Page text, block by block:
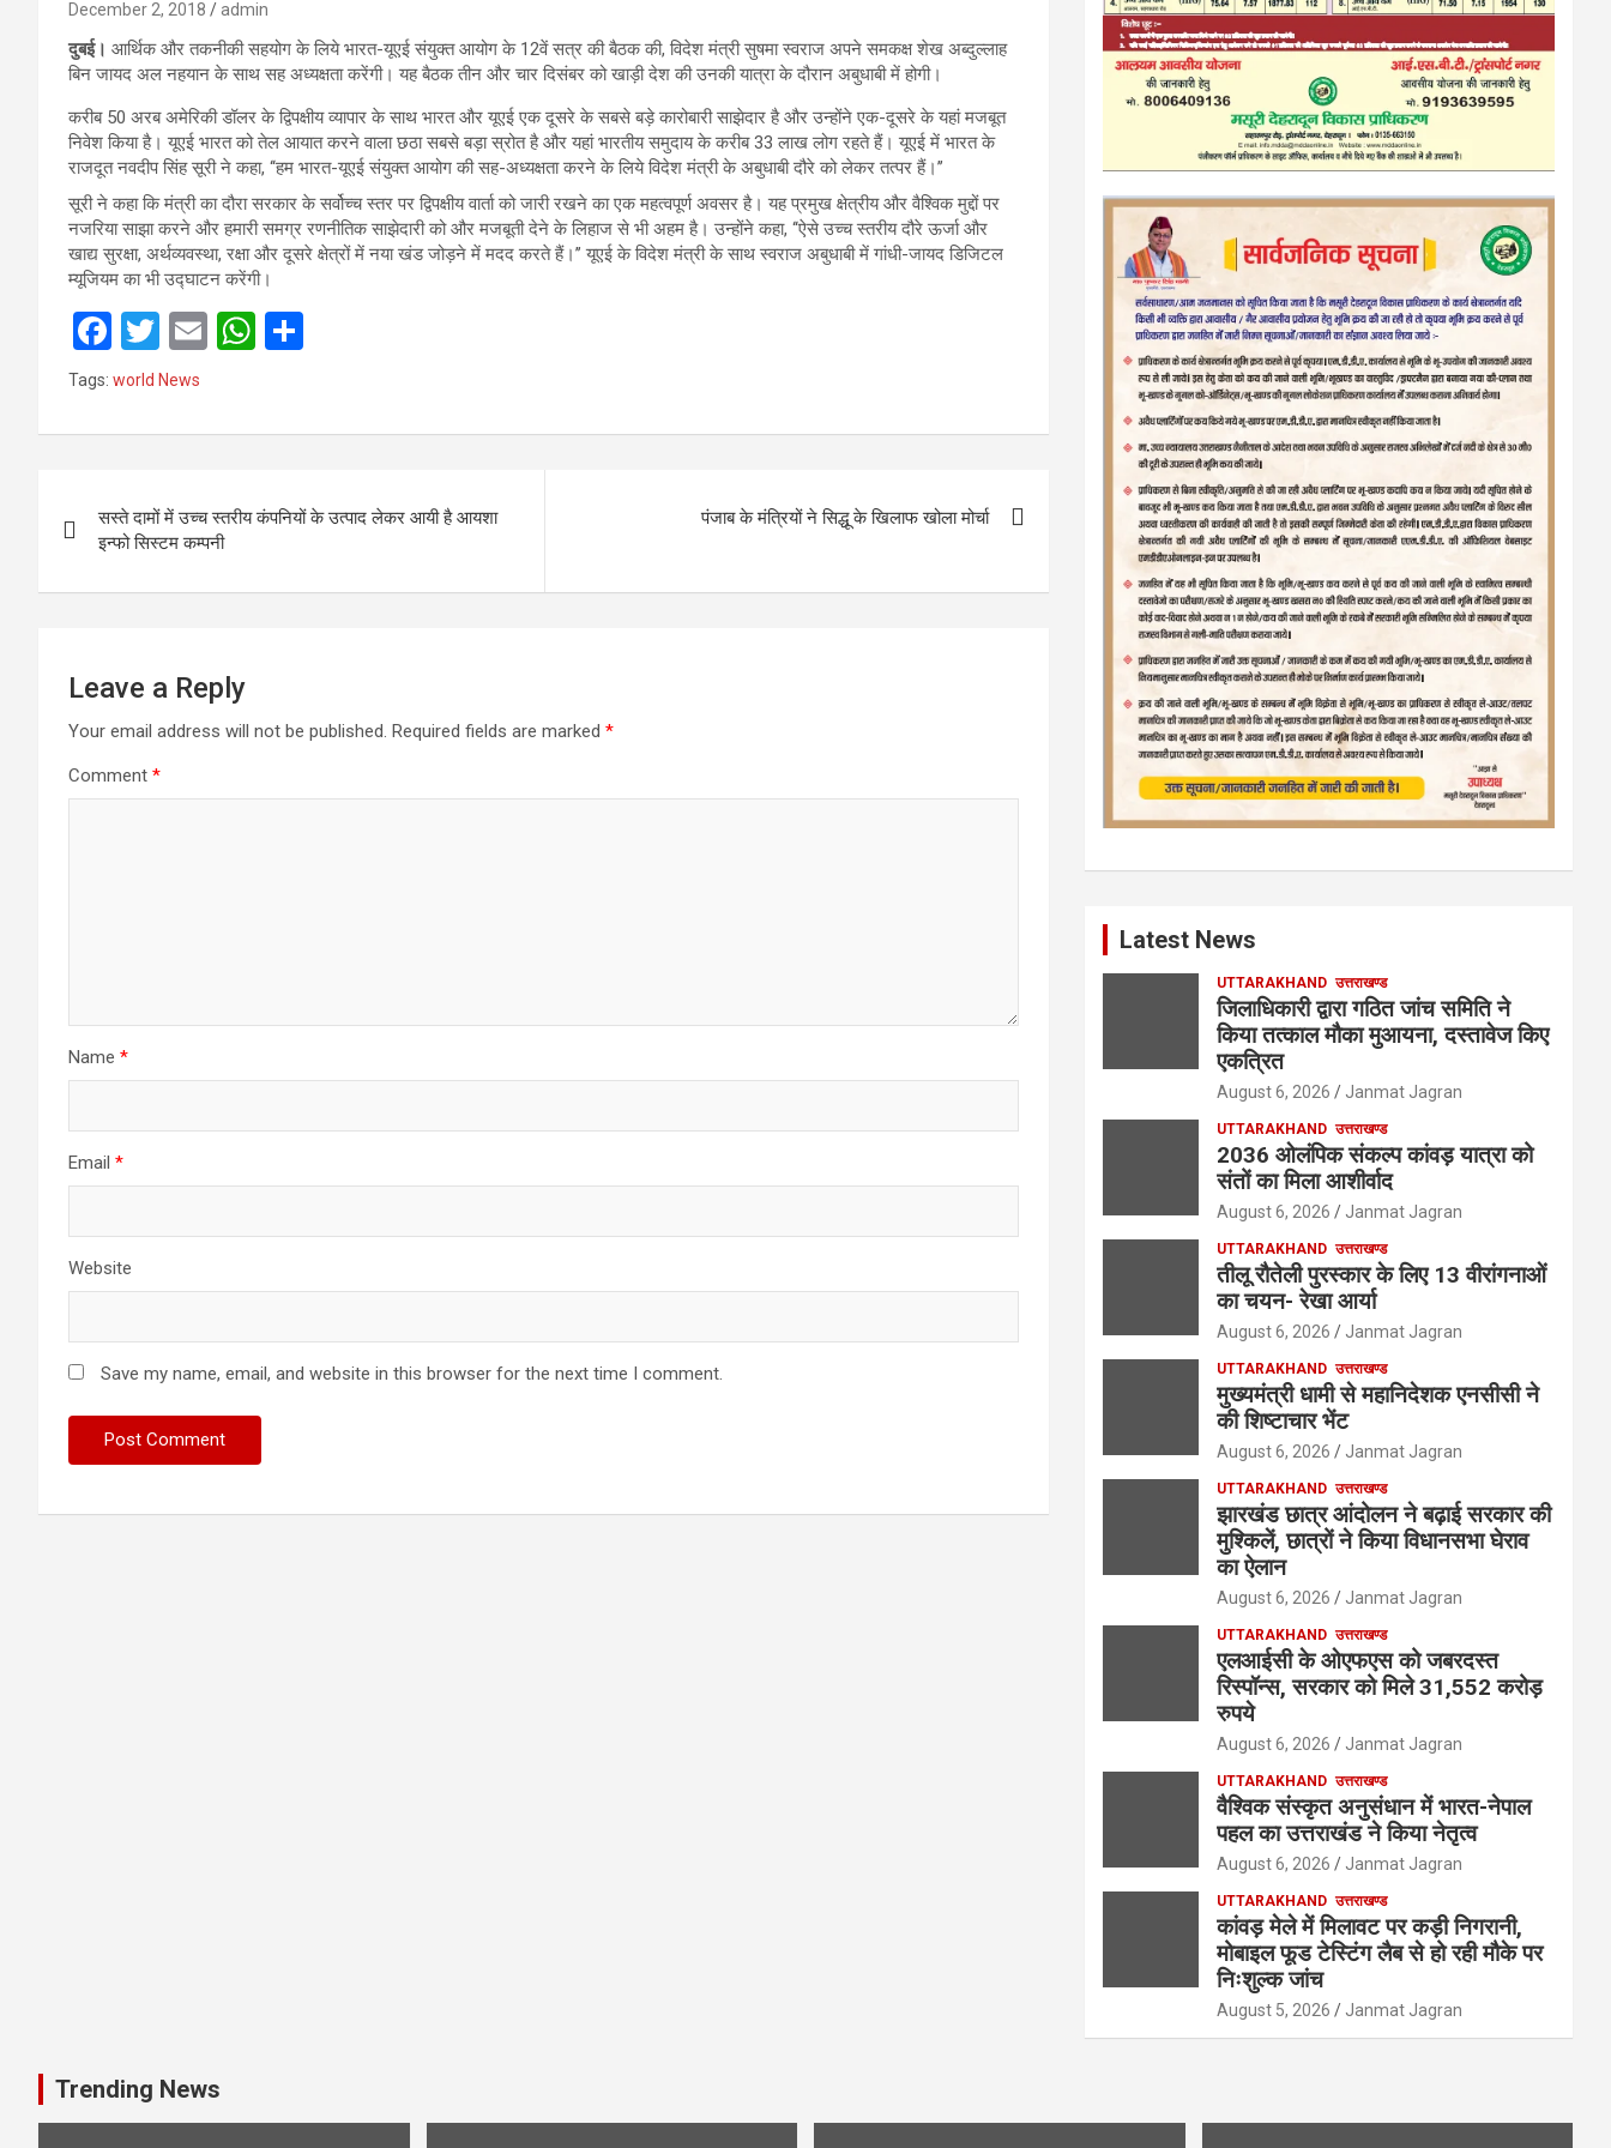
December 2, 2018 admin
दुबई। आर्थिक और तकनीकी सहयोग के लिये भारत-यूएई संयुक्त आयोग के 12वें सत्र की बैठक की, विदेश मंत्री सुषमा स्वराज अपने समकक्ष शेख अब्दुल्लाह
बिन जायद अल नहयान के साथ सह अध्यक्षता करेंगी। यह बैठक तीन और चार दिसंबर को खाड़ी देश की उनकी यात्रा के दौरान अबुधाबी में होगी।
करीब 50 अरब अमेरिकी डॉलर के द्विपक्षीय व्यापार के साथ भारत और यूएई एक दूसरे के सबसे बड़े कारोबारी साझेदार है और उन्होंने एक-दूसरे के यहां मजबूत
निवेश किया है। यूएई भारत को तेल आयात करने वाला छठा सबसे बड़ा स्रोत है और यहां भारतीय समुदाय के करीब 33 लाख लोग रहते हैं। यूएई में भारत के
राजदूत नवदीप सिंह सूरी ने कहा, ‘‘हम भारत-यूएई संयुक्त आयोग की सह-अध्यक्षता करने के लिये विदेश मंत्री के अबुधाबी दौरे को लेकर तत्पर हैं।’’
सूरी ने कहा कि मंत्री का दौरा सरकार के सर्वोच्च स्तर पर द्विपक्षीय वार्ता को जारी रखने का एक महत्वपूर्ण अवसर है। यह प्रमुख क्षेत्रीय और वैश्विक मुद्दों पर
नजरिया साझा करने और हमारी समग्र रणनीतिक साझेदारी को और मजबूती देने के लिहाज से भी अहम है। उन्होंने कहा, ‘‘ऐसे उच्च स्तरीय दौरे ऊर्जा और
खाद्य सुरक्षा, अर्थव्यवस्था, रक्षा और दूसरे क्षेत्रों में नया खंड जोड़ने में मदद करते हैं।’’ यूएई के विदेश मंत्री के साथ स्वराज अबुधाबी में गांधी-जायद डिजिटल
म्यूजियम का भी उद्घाटन करेंगी।
F
a
b
o
k
T
wi
er
E
W
s
p
e
Tags: world News
navigation
सस्ते दामों में उच्च स्तरीय कंपनियों के उत्पाद लेकर आयी है आयशा
इन्फो सिस्टम कम्पनी
पंजाब के मंत्रियों ने सिद्धू के खिलाफ खोला मोर्चा
Leave a Reply
Your email address will not be published. Required fields are marked *
Comment *
Name *
Email *
Website
Save my name, email, and website in this browser for the next time I comment.
Latest News
UTTARAKHAND उत्तराखण्ड
जिलाधिकारी द्वारा गठित जांच समिति ने
किया तत्काल मौका मुआयना, दस्तावेज किए
एकत्रित
August 6, 2026 Janmat Jagran
UTTARAKHAND उत्तराखण्ड
2036 ओलंपिक संकल्प कांवड़ यात्रा को
संतों का मिला आशीर्वाद
August 6, 2026 Janmat Jagran
UTTARAKHAND उत्तराखण्ड
तीलू रौतेली पुरस्कार के लिए 13 वीरांगनाओं
का चयन- रेखा आर्या
August 6, 2026 Janmat Jagran
UTTARAKHAND उत्तराखण्ड
मुख्यमंत्री धामी से महानिदेशक एनसीसी ने
की शिष्टाचार भेंट
August 6, 2026 Janmat Jagran
UTTARAKHAND उत्तराखण्ड
झारखंड छात्र आंदोलन ने बढ़ाई सरकार की
मुश्किलें, छात्रों ने किया विधानसभा घेराव
का ऐलान
August 6, 2026 Janmat Jagran
UTTARAKHAND उत्तराखण्ड
एलआईसी के ओएफएस को जबरदस्त
रिस्पॉन्स, सरकार को मिले 31,552 करोड़
रुपये
August 6, 2026 Janmat Jagran
UTTARAKHAND उत्तराखण्ड
वैश्विक संस्कृत अनुसंधान में भारत-नेपाल
पहल का उत्तराखंड ने किया नेतृत्व
August 6, 2026 Janmat Jagran
UTTARAKHAND उत्तराखण्ड
कांवड़ मेले में मिलावट पर कड़ी निगरानी,
मोबाइल फूड टेस्टिंग लैब से हो रही मौके पर
निःशुल्क जांच
August 5, 2026 Janmat Jagran
Trending News